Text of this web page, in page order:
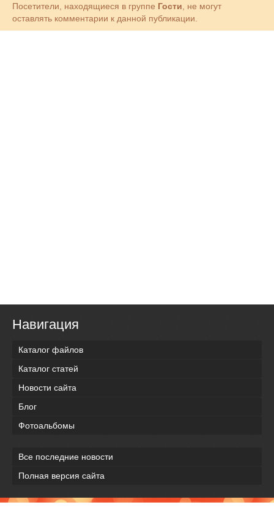
Посетители, находящиеся в группе Гости , не могут
оставлять комментарии к данной публикации.
Навигация
Каталог файлов
Каталог статей
Новости сайта
Блог
Фотоальбомы
Все последние новости
Полная версия сайта